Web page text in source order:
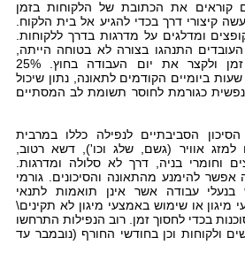
את הכתובת של הלקוחות בזמן
קיצורי דרך בכדי להגיע אל בית הלקוח.
שהם קופצים ומדלגים על מדרגות בדרך ללקוחות.
התנהגו בצורה לא בטוחה הייתה,
לטענתם, הצורך לחסוך זמן ולקצר את יום העבודה בחוץ. 25%
מהמרואיינים עבדו מעל 9 שעות ביומיים הקודמים לתאונה, נתון שיכול
כגורמת לחוסר תשומת לב המסתיים
הסביבתיים לנפילה כללו במרבית
אוויר (גשם, שלג וכו'), דשא רטוב,
וחומרי בניה, דרך לא סלולה ומדרגות.
להימנע מהתאונה והסיכונים. גורמי
בנעלי עבודה אשר אינן תואמות לתנאי
או שימוש באמצעי מיגון לא תקינים\
בכדי לחסוך זמן. רוב הנפילות התרחשו
ולקוחות וכן בחודשי החורף (נובמבר עד